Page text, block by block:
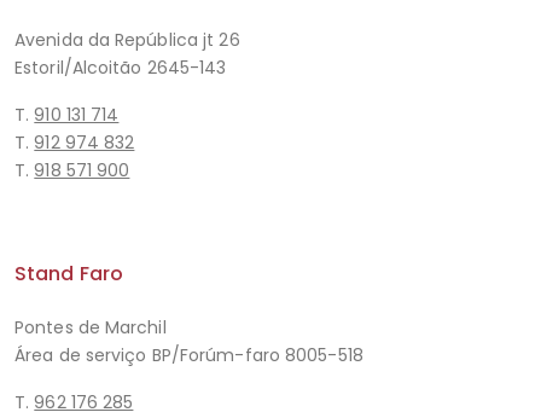
Avenida da República jt 26
Estoril/Alcoitão 2645-143
T.910 131 714
T.912 974 832
T.918 571 900
Stand Faro
Pontes de Marchil
Área de serviço BP/Forúm-faro 8005-518
T.962 176 285